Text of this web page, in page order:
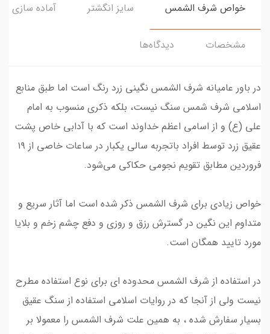
خواص شرف الشمس سایز انگشتر آماده سازی و
مشخصات دیدگاه‌ها
در باور عامیانه شرف الشمس نگینی زرد رنگ است اما طبق منابع
اسلامی شرف شمس سنگ نیست، بلکه ذکری منسوب به امام
علی (ع) و از اسامی اعظم خداوند است که با آدابی خاص پشت
عقیق زرد توسط افراد باتجربه سالی یکبار در ساعات خاصی از ۱۹
فروردین مطابق تقویم‌ نجومی حکاکی می‌شود.
خواص زیادی برای شرف الشمس ذکر شده است اما آثار سریع و
متداوم این نگین در گسترش رزق و روزی و دفع چشم زخم و بلایا
مورد تایید همگان است.
در استفاده از شرف الشمس محدوده ای برای نوع استفاده مطرح
نیست ولی از آنجا که در روایات اسلامی استفاده از سنگ عقیق
بسیار سفارش شده ، به همین علت شرف الشمس را معمولا بر